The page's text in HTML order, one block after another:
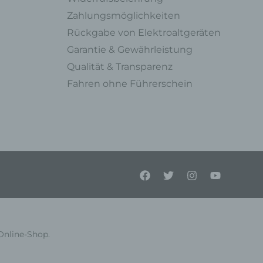
Zahlungsmöglichkeiten
Rückgabe von Elektroaltgeräten
Garantie & Gewährleistung
Qualität & Transparenz
Fahren ohne Führerschein
Shop.